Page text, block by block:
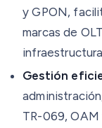
y GPON,
marcas de
Gestión
TR-069,